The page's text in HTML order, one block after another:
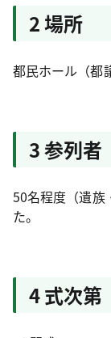
2 場所
都民ホール（都
3 参列者
50名程度（遺
た。
4 式次第